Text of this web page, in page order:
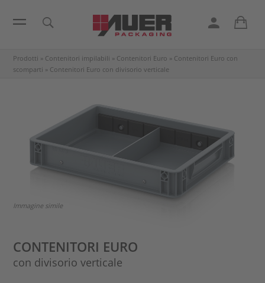
Prodotti » Contenitori impilabili » Contenitori Euro » Contenitori Euro con
scomparti » Contenitori Euro con divisorio verticale
Immagine simile
CONTENITORI EURO
con divisorio verticale